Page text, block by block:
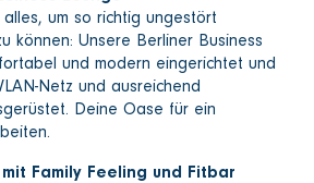
um so richtig ungestört
können: Unsere Berliner Business
und modern eingerichtet und
Netz und ausreichend
Deine Oase für ein
Family Feeling und Fitbar